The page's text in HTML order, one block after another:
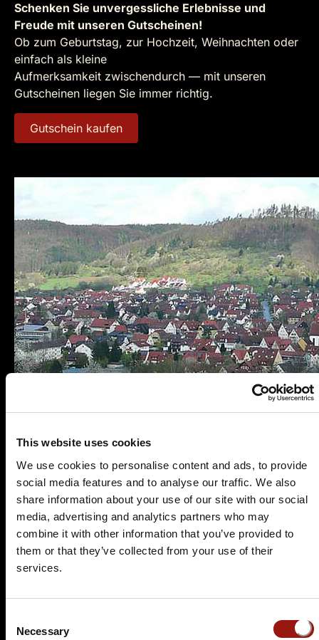
This website uses cookies
We use cookies to personalise content and ads, to provide
social media features and to analyse our traffic. We also
share information about your use of our site with our social
media, advertising and analytics partners who may
combine it with other information that you’ve provided to
them or that they’ve collected from your use of their
services.
Selection
Necessary
Schenken Sie unvergessliche Erlebnisse und
Freude mit unseren Gutscheinen!
Ob zum Geburtstag, zur Hochzeit, Weihnachten oder
einfach als kleine
Aufmerksamkeit zwischendurch — mit unseren
Gutscheinen liegen Sie immer richtig.
Gutschein kaufen
Es wurden leider keine aktuellen Veranstaltungen
für diesen Tatort gefunden.
Nutzen Sie doch einfach die Suchfunktion, um
einen passenden Krimidinner-Spielort in Ihrer
Nähe zu finden.